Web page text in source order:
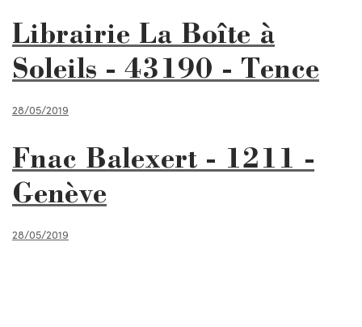
Librairie La Boîte à
Soleils - 43190 - Tence
28/05/2019
Fnac Balexert - 1211 -
Genève
28/05/2019